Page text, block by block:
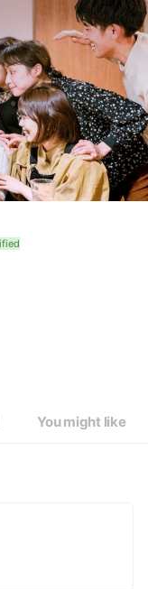
You might like